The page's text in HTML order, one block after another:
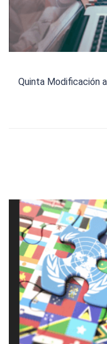
Quinta Modificación